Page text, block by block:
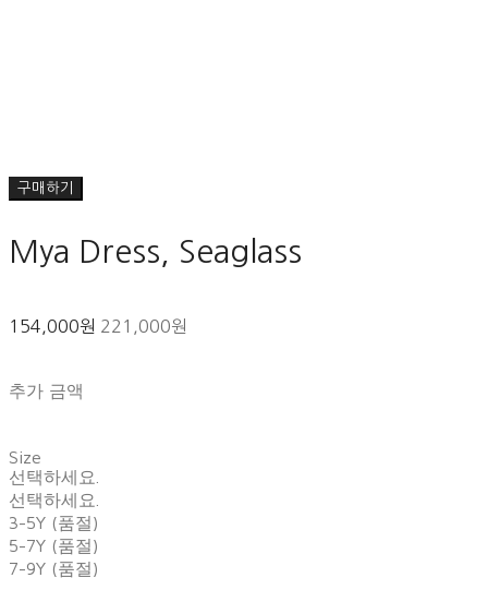
구매하기
Mya Dress, Seaglass
154,000원 221,000원
추가 금액
Size
선택하세요.
선택하세요.
3-5Y (품절)
5-7Y (품절)
7-9Y (품절)